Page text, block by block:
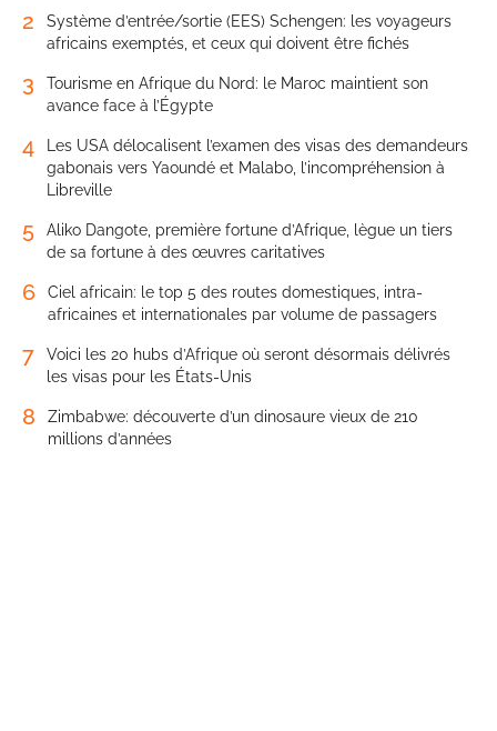
2
Système d’entrée/sortie (EES) Schengen: les voyageurs
africains exemptés, et ceux qui doivent être fichés
3
Tourisme en Afrique du Nord: le Maroc maintient son
avance face à l’Égypte
4
Les USA délocalisent l’examen des visas des demandeurs
gabonais vers Yaoundé et Malabo, l’incompréhension à
Libreville
5
Aliko Dangote, première fortune d’Afrique, lègue un tiers
de sa fortune à des œuvres caritatives
6
Ciel africain: le top 5 des routes domestiques, intra-
africaines et internationales par volume de passagers
7
Voici les 20 hubs d’Afrique où seront désormais délivrés
les visas pour les États-Unis
8
Zimbabwe: découverte d’un dinosaure vieux de 210
millions d’années